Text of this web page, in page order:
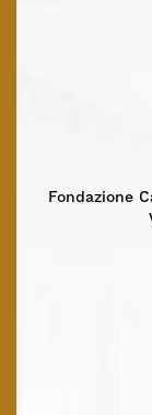
Fondazione